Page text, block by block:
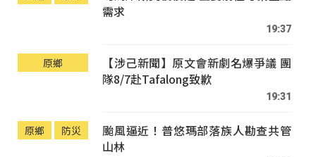
需求
19:37
原鄉
【涉己新聞】原文會新劇名爆爭議 團
隊8/7赴Tafalong致歉
19:31
原鄉 防災
颱風逼近！普悠瑪部落族人勘查共管
山林